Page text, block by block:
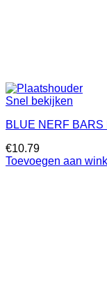
Snel bekijken
BLUE NERF
€10.79
Toevoegen aan